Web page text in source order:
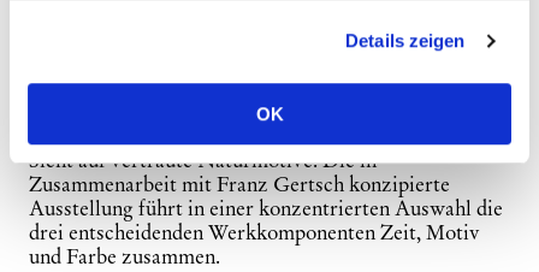
Details zeigen
OK
Lichtpunkten und treibt mit dem Hohleisen das Motiv
Hinter dem durchlässigen Vorhang monochromer
Sicht auf vertraute Naturmotive. Die in
Zusammenarbeit mit Franz Gertsch konzipierte
Ausstellung führt in einer konzentrierten Auswahl die
drei entscheidenden Werkkomponenten Zeit, Motiv
und Farbe zusammen.